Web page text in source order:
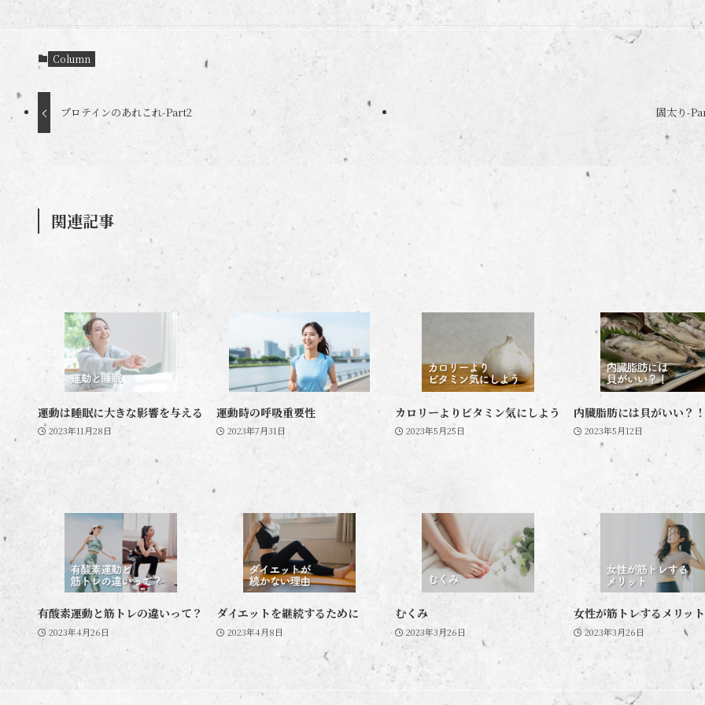
Column
プロテインのあれこれ-Part2 固太り-
関連記事
運動は睡眠に大きな影響を与える
2023年11月28日
運動時の呼吸重要性
2023年7月31日
カロリーよりビタミン気にしよう
2023年5月25日
内臓脂肪には貝がいい？！
2023年5月12日
有酸素運動と筋トレの違いって？
2023年4月26日
ダイエットを継続するために
2023年4月8日
むくみ
2023年3月26日
女性が筋トレするメリット
2023年3月26日